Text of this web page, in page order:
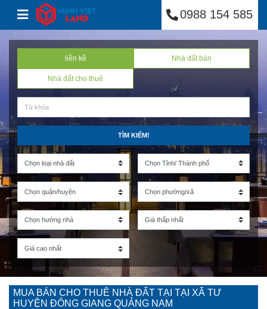
Skip to content Minh Việt Land
0988 154 585
liền kề Nhà đất bán
Nhà đất cho thuê
TÌM KIẾM!
MUA BÁN CHO THUÊ NHÀ ĐẤT TẠI TẠI XÃ TƯ
HUYỆN ĐÔNG GIANG QUẢNG NAM